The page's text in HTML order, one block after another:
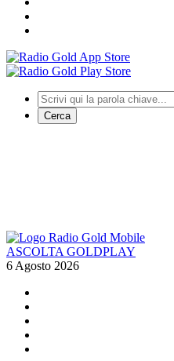
Cerca
ASCOLTA GOLDPLAY
6 Agosto 2026